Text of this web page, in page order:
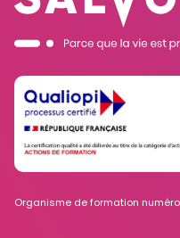
Organisme de formation